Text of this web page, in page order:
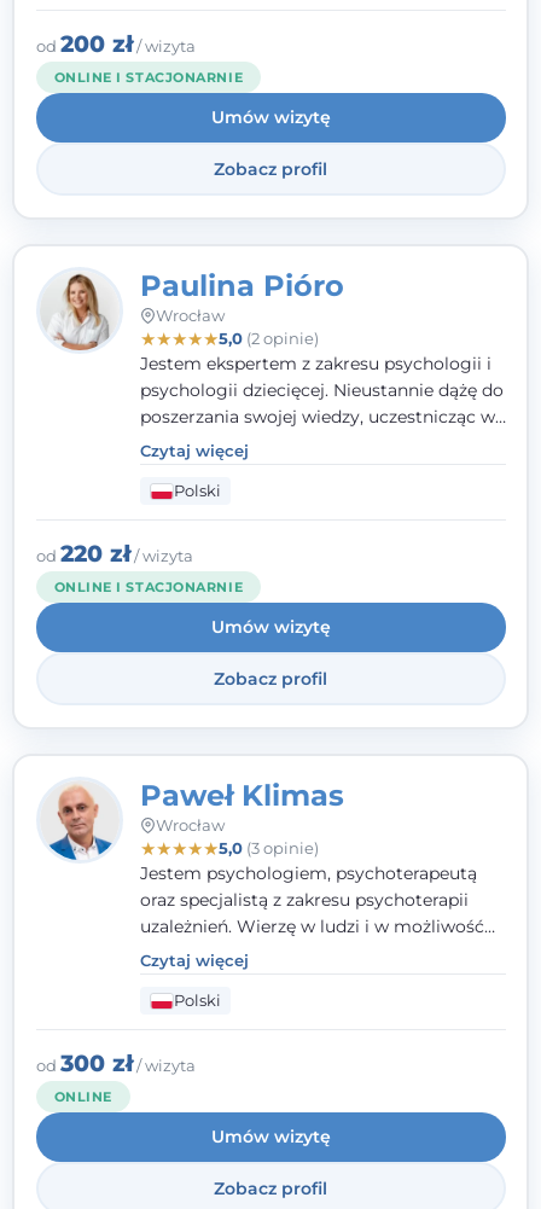
mnie szczególnie psychoterapia zaburzeń
osobowości, zaburzeń nerwicowych i
lękowych, a także zagadnienia związane z
małżeństwem i rodziną, w tym problemy w
relacjach rodzinnych. Nie specjalizuję się w
uzależnieniach.
od 200 zł/ wizyta
ONLINE I STACJONARNIE
Umów wizytę
Zobacz profil
Paulina Pióro
Wrocław
★★★★★5,0(2 opinie)
Jestem ekspertem z zakresu psychologii i
psychologii dziecięcej. Nieustannie dążę do
poszerzania swojej wiedzy, uczestnicząc w
różnorodnych szkoleniach. Pracując z
dziećmi, młodzieżą i młodymi dorosłymi
niezwykle ważne jest dla mnie poczucie
bezpieczeństwa, zrozumienia oraz wolności
w wyrażaniu swojego zdania. Kieruję się
etyką zawodową, wierząc, że każdy
człowiek powinien otrzymać wsparcie i
pomoc, by poradzić sobie ze swoimi
problemami.
Czytaj więcej
Polski
od 220 zł/ wizyta
ONLINE I STACJONARNIE
Umów wizytę
Zobacz profil
Paweł Klimas
Wrocław
★★★★★5,0(3 opinie)
Jestem psychologiem, psychoterapeutą
oraz specjalistą z zakresu psychoterapii
uzależnień. Wierzę w ludzi i w możliwość
wprowadzenia zmian w ich życiu. Bardzo
często przekonuje się o tym, że każdy z nas,
w tym Ty i ja, ma wpływ na swoje
szczęście. Należy uwierzyć w siebie i działać
w obranym kierunku.
Czytaj więcej
Polski
od 300 zł/ wizyta
ONLINE
Umów wizytę
Zobacz profil